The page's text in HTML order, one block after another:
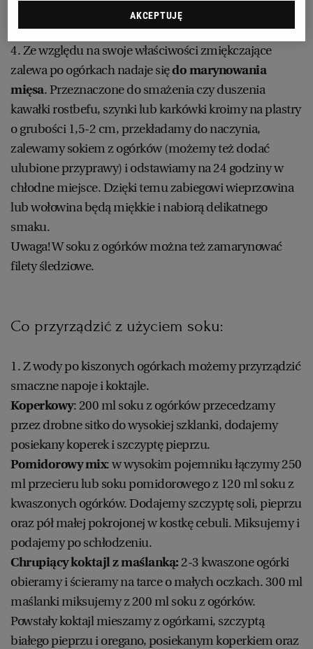
WROCŁAW
ZAKOPANE
ZIELONA GÓRA
fermentacji rozpocznie się dużo szybciej.
4. Ze względu na swoje właściwości zmiękczające
zalewa po ogórkach nadaje siędo marynowania
mięsa. Przeznaczone do smażenia czy duszenia
kawałki rostbefu, szynki lub karkówki kroimy na plastry
o grubości 1,5-2 cm, przekładamy do naczynia,
zalewamy sokiem z ogórków (możemy też dodać
ulubione przyprawy) i odstawiamy na 24 godziny w
chłodne miejsce. Dzięki temu zabiegowi wieprzowina
lub wołowina będą miękkie i nabiorą delikatnego
smaku.
Uwaga! W soku z ogórków można też zamarynować
filety śledziowe.
Co przyrządzić z użyciem soku:
1. Z wody po kiszonych ogórkach możemy przyrządzić
smaczne napoje i koktajle.
Koperkowy: 200 ml soku z ogórków przecedzamy
przez drobne sitko do wysokiej szklanki, dodajemy
posiekany koperek i szczyptę pieprzu.
Pomidorowy mix: w wysokim pojemniku łączymy 250
ml przecieru lub soku pomidorowego z 120 ml soku z
kwaszonych ogórków. Dodajemy szczyptę soli, pieprzu
oraz pół małej pokrojonej w kostkę cebuli. Miksujemy i
podajemy po schłodzeniu.
Chrupiący koktajl z maślanką:2-3 kwaszone ogórki
obieramy i ścieramy na tarce o małych oczkach. 300 ml
maślanki miksujemy z 200 ml soku z ogórków.
Powstały koktajl mieszamy z ogórkami, szczyptą
białego pieprzu i oregano, posiekanym koperkiem oraz
AKCEPTUJĘ